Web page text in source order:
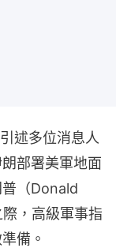
述多位消息人
部署美軍地面
（Donald
，高級軍事指
備。